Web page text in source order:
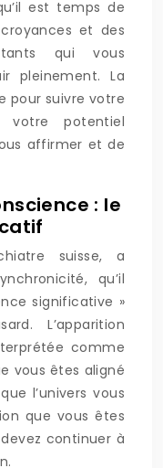
est temps de
et des
qui vous
pleinement. La
pour suivre votre
votre potentiel
affirmer et de
: le
suisse, a
qu’il
significative »
L’apparition
comme
vous êtes aligné
l’univers vous
que vous êtes
continuer à